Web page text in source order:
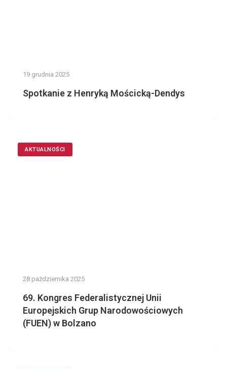
19 grudnia 2025
Spotkanie z Henryką Mościcką-Dendys
AKTUALNOŚCI
28 października 2025
69. Kongres Federalistycznej Unii
Europejskich Grup Narodowościowych
(FUEN) w Bolzano